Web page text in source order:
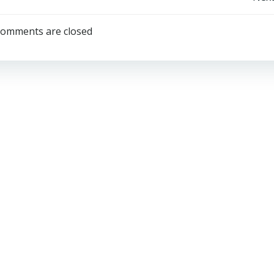
запису
are closed